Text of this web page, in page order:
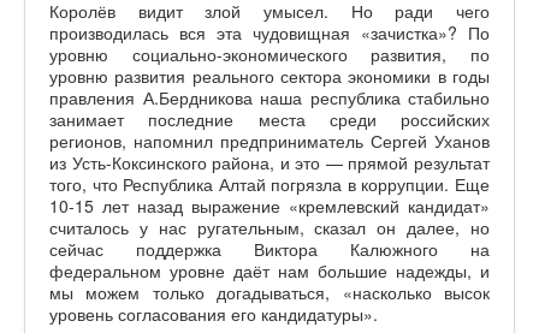
Королёв видит злой умысел. Но ради чего
производилась вся эта чудовищная «зачистка»? По
уровню социально-экономического развития, по
уровню развития реального сектора экономики в годы
правления А.Бердникова наша республика стабильно
занимает последние места среди российских
регионов, напомнил предприниматель Сергей Уханов
из Усть-Коксинского района, и это — прямой результат
того, что Республика Алтай погрязла в коррупции. Еще
10-15 лет назад выражение «кремлевский кандидат»
считалось у нас ругательным, сказал он далее, но
сейчас поддержка Виктора Калюжного на
федеральном уровне даёт нам большие надежды, и
мы можем только догадываться, «насколько высок
уровень согласования его кандидатуры».